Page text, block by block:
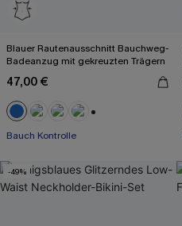
Blauer Rautenausschnitt Bauchweg-
Badeanzug mit gekreuzten Trägern
47,00 €
Bauch Kontrolle
-49%